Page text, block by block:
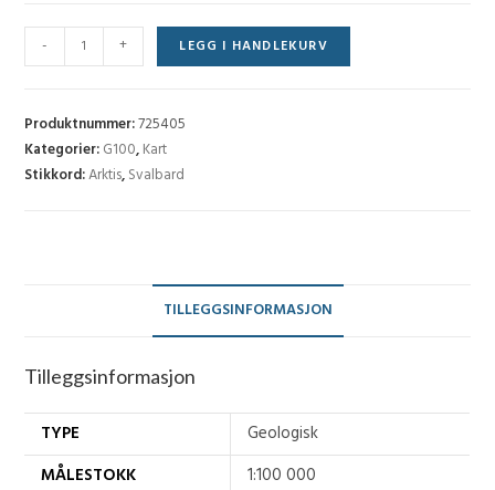
Lomfjordhalvøya
(G
-
D5G
antall
- + LEGG I HANDLEKURV
Produktnummer:725405
Kategorier:G100,Kart
Stikkord:Arktis,Svalbard
TILLEGGSINFORMASJON
Tilleggsinformasjon
TYPE
Geologisk
MÅLESTOKK
1:100 000